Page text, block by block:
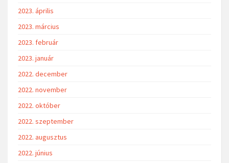
2023. április
2023. március
2023. február
2023. január
2022. december
2022. november
2022. október
2022. szeptember
2022. augusztus
2022. június